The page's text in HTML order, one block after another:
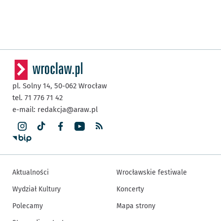
pl. Solny 14, 50-062 Wrocław
tel. 71 776 71 42
e-mail: redakcja@araw.pl
Aktualności
Wydział Kultury
Polecamy
Wrocławskie festiwale
Koncerty
Mapa strony